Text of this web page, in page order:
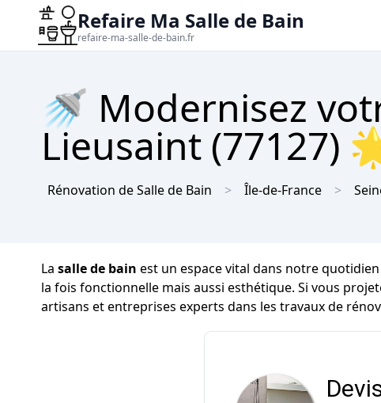
Refaire Ma Salle de Bain
refaire-ma-salle-de-bain.fr
🚿 Modernisez
Lieusaint (77127)
Rénovation de Salle de Bain Île-de-France
La salle de bain est un espace vital dans notre
la fois fonctionnelle mais aussi esthétique. Si vous
artisans et entreprises experts dans les travaux de